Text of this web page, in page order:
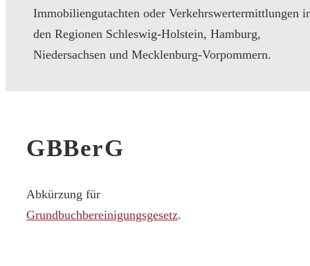
Immobiliengutachten oder Verkehrswertermittlungen
den Regionen Schleswig-Holstein, Hamburg,
Niedersachsen und Mecklenburg-Vorpommern.
GBBerG
Abkürzung für
Grundbuchbereinigungsgesetz.